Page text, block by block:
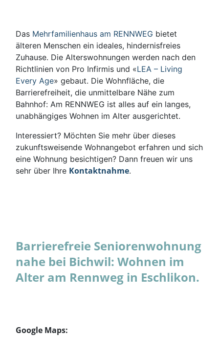
Das Mehrfamilienhaus am RENNWEG bietet
älteren Menschen ein ideales, hindernisfreies
Zuhause. Die Alterswohnungen werden nach den
Richtlinien von Pro Infirmis und «LEA – Living
Every Age» gebaut. Die Wohnfläche, die
Barrierefreiheit, die unmittelbare Nähe zum
Bahnhof: Am RENNWEG ist alles auf ein langes,
unabhängiges Wohnen im Alter ausgerichtet.
Interessiert? Möchten Sie mehr über dieses
zukunftsweisende Wohnangebot erfahren und sich
eine Wohnung besichtigen? Dann freuen wir uns
sehr über Ihre Kontaktnahme.
Barrierefreie Seniorenwohnung
nahe bei Bichwil: Wohnen im
Alter am Rennweg in Eschlikon.
Google Maps: